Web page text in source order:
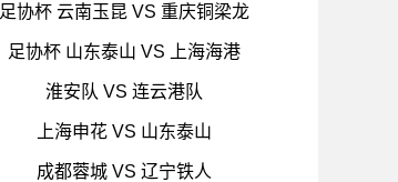
足协杯 云南玉昆 VS 重庆铜梁龙
足协杯 山东泰山 VS 上海海港
淮安队 VS 连云港队
上海申花 VS 山东泰山
成都蓉城 VS 辽宁铁人